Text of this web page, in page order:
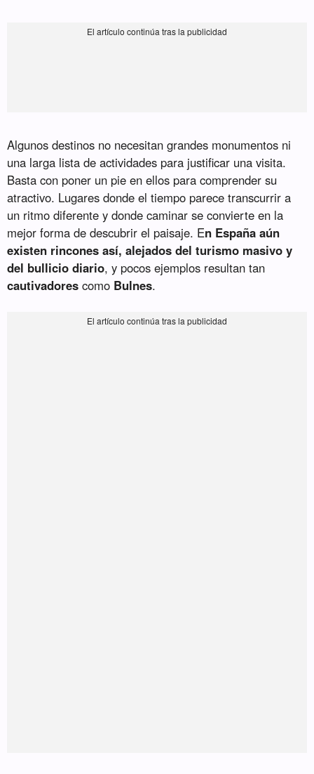
Algunos destinos no necesitan grandes monumentos ni
una larga lista de actividades para justificar una visita.
Basta con poner un pie en ellos para comprender su
atractivo. Lugares donde el tiempo parece transcurrir a
un ritmo diferente y donde caminar se convierte en la
mejor forma de descubrir el paisaje. En España aún
existen rincones así, alejados del turismo masivo y
del bullicio diario, y pocos ejemplos resultan tan
cautivadores como Bulnes.